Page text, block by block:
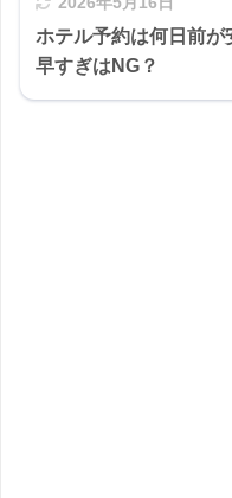
ホテル予約は何日前が
早すぎはNG？